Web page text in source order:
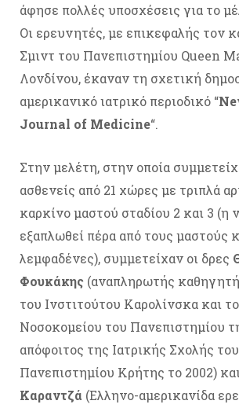
άφησε πολλές υποσχέσεις για το
Οι ερευνητές, με επικεφαλής τον
Σμιντ του Πανεπιστημίου Queen
Λονδίνου, έκαναν τη σχετική
αμερικανικό ιατρικό περιοδικό “
Journal of Medicine“.
Στην μελέτη, στην οποία
ασθενείς από 21 χώρες με τριπλά
καρκίνο μαστού σταδίου 2 και 3 (η
εξαπλωθεί πέρα από τους μαστούς
λεμφαδένες), συμμετείχαν οι δρες
Φουκάκης (αναπληρωτής
του Ινστιτούτου Καρολίνσκα και
Νοσοκομείου του Πανεπιστημίου
απόφοιτος της Ιατρικής Σχολής του
Πανεπιστημίου Κρήτης το 2002) και
Καραντζά (Ελληνο-αμερικανίδα